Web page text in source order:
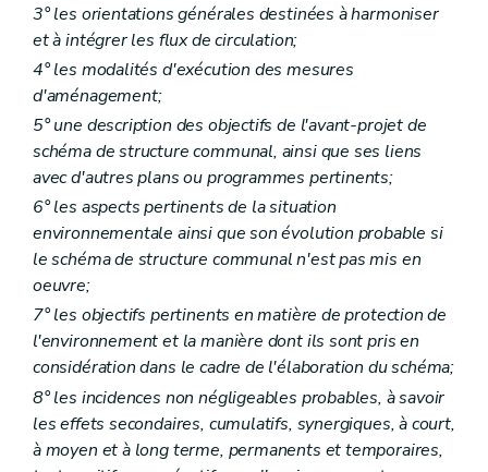
Art. 426
Art. 427
Art. 428
Art. 429
Art. 430
Chapitre XVIIquinquies
Règlement général d'urbanisme relatif aux enseignes et aux dispositifs de publicité
Art. 431
Art. 432
Art. 433
Art. 434
Art. 435
Art. 436
Art. 437
Art. 439
Art. 440
Art. 441
Art. 442
Chapitre XVIIsexies
Du règlement d'urbanisme sur la qualité acoustique de constructions dans les zones B, C et D des plans de développement à long terme des aéroports de Liège-Bierset et de Charleroi-Bruxelles Sud
Art. 442/1
Art. 442/2
Art. 442/3
3° les orientations générales destinées à harmoniser
et à intégrer les flux de circulation;
4° les modalités d'exécution des mesures
d'aménagement;
5° une description des objectifs de l'avant-projet de
schéma de structure communal, ainsi que ses liens
avec d'autres plans ou programmes pertinents;
6° les aspects pertinents de la situation
environnementale ainsi que son évolution probable si
le schéma de structure communal n'est pas mis en
oeuvre;
7° les objectifs pertinents en matière de protection de
l'environnement et la manière dont ils sont pris en
considération dans le cadre de l'élaboration du schéma;
8° les incidences non négligeables probables, à savoir
les effets secondaires, cumulatifs, synergiques, à court,
à moyen et à long terme, permanents et temporaires,